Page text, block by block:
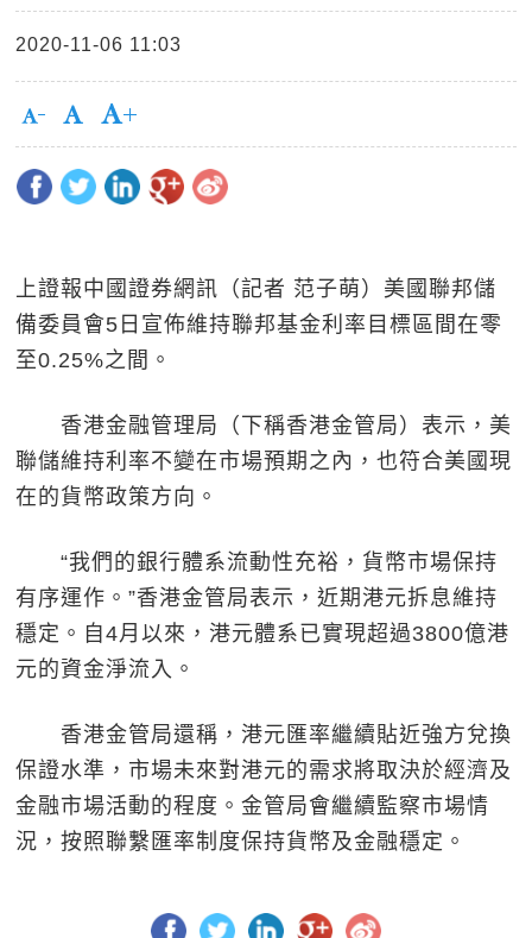
2020-11-06 11:03
上證報中國證券網訊（記者 范子萌）美國聯邦儲
備委員會5日宣佈維持聯邦基金利率目標區間在零
至0.25%之間。
香港金融管理局（下稱香港金管局）表示，美
聯儲維持利率不變在市場預期之內，也符合美國現
在的貨幣政策方向。
“我們的銀行體系流動性充裕，貨幣市場保持
有序運作。”香港金管局表示，近期港元拆息維持
穩定。自4月以來，港元體系已實現超過3800億港
元的資金淨流入。
香港金管局還稱，港元匯率繼續貼近強方兌換
保證水準，市場未來對港元的需求將取決於經濟及
金融市場活動的程度。金管局會繼續監察市場情
況，按照聯繫匯率制度保持貨幣及金融穩定。